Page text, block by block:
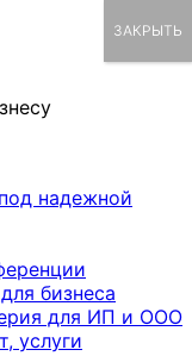
надежной
бизнеса
для ИП и ООО
услуги
ЗАКРЫТЬ